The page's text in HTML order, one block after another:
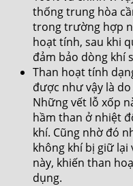
thống trung hòa
trong trường hợp
hoạt tính, sau khi
đảm bảo dòng khí
Than hoạt tính
được như vậy là
Những vết lỗ xốp
hầm than ở nhiệt
khí. Cũng nhờ đó
không khí bị giữ lại
này, khiến than
dụng.